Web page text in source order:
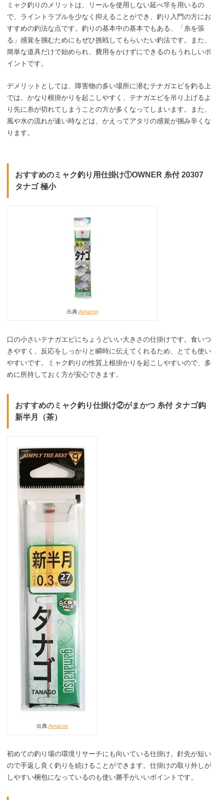
ミャク釣りのメリットは、リールを使用しない延べ竿を用いるの
で、ライントラブルを少なく抑えることができ、釣り入門の方にお
すすめの釣法な点です。釣りの基本中の基本でもある、「糸を張
る」感覚を掴むためにもぜひ挑戦してもらいたい釣法です。また、
簡単な道具だけで始められ、費用をかけずにできるのもうれしいポ
イントです。
デメリットとしては、障害物の多い場所に潜むテナガエビを釣る上
では、かなり根掛かりを起こしやすく、テナガエビを吊り上げるよ
り先に糸が切れてしまうことの方が多くなってしまいます。また、
風や水の流れが速い時などは、かえってアタリの感覚が掴み辛くな
ります。
おすすめのミャク釣り用仕掛け①OWNER 糸付 20307
タナゴ 極小
出典:Amazon
口の小さいテナガエビにちょうどいい大きさの仕掛けです。食いつ
きやすく、反応をしっかりと瞬時に伝えてくれるため、とても使い
やすいです。ミャク釣りの性質上根掛かりを起こしやすいので、多
めに所持しておく方が安心できます。
おすすめのミャク釣り仕掛け②がまかつ 糸付 タナゴ鈎
新半月（茶）
出典:Amazon
初めての釣り場の環境リサーチにも向いている仕掛け。針先が短い
ので手返し良く釣りを続けることができます。仕掛けの取り外しが
しやすい梱包になっているのも使い勝手がいいポイントです。